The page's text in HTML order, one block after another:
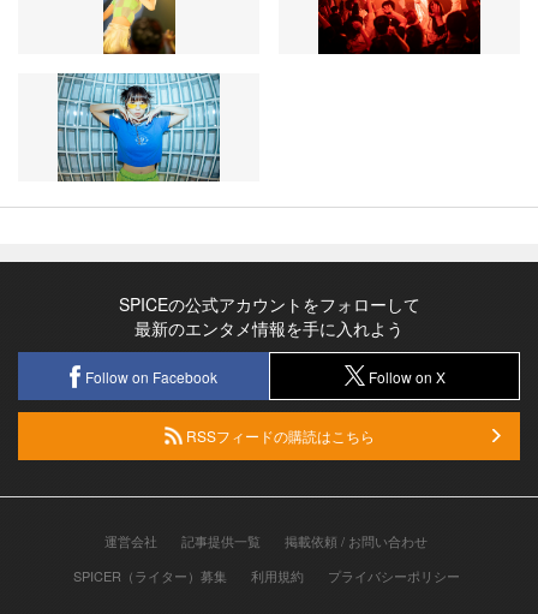
SPICEの公式アカウントをフォローして
最新のエンタメ情報を手に入れよう
Follow on Facebook Follow on X
RSSフィードの購読はこちら
運営会社 記事提供一覧
掲載依頼 / お問い合わせ
SPICER（ライター）募集
利用規約 プライバシーポリシー